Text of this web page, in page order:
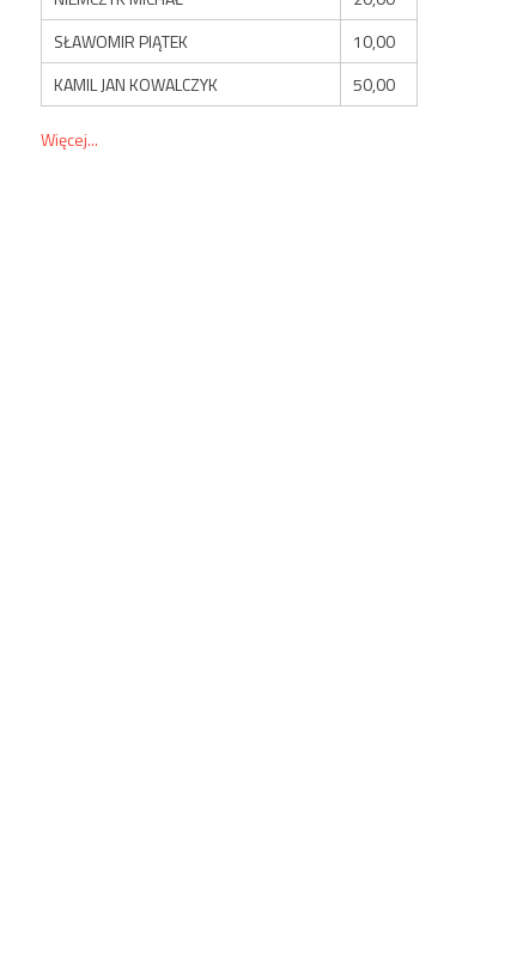
SŁAWOMIR PIĄTEK
10,00
KAMIL JAN KOWALCZYK
50,00
Więcej...